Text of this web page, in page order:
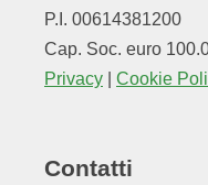
P.I. 00614381200
Cap. Soc. euro
Privacy
Cookie
Contatti